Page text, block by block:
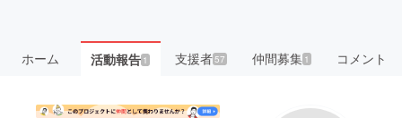
ホーム 活動報告1 支援者57 仲間募集 1 コメント